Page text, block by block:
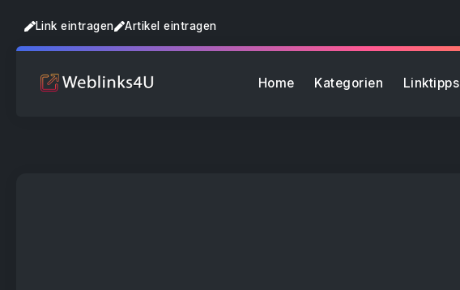
Link eintragen Artikel eintragen
Home Kategorien Linktipps